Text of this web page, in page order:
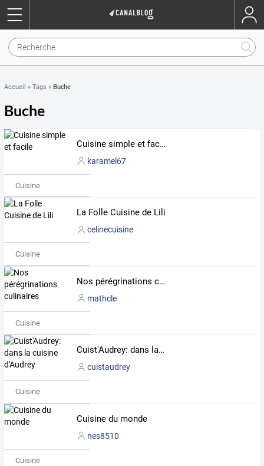
Accueil » Tags » Buche
Buche
Cuisine simple et facile
karamel67
Cuisine
La Folle Cuisine de Lili
celinecuisine
Cuisine
Nos pérégrinations culinaires
mathcle
Cuisine
Cuist'Audrey: dans la cuisine d'Audrey
cuistaudrey
Cuisine
Cuisine du monde
nes8510
Cuisine